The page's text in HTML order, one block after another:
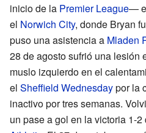
inicio de la Premier League—
el Norwich City, donde Bryan
puso una asistencia a Mladen
28 de agosto sufrió una lesión
muslo izquierdo en el
el Sheffield Wednesdaypor la
inactivo por tres semanas.
un pase a gol en la victoria 1-